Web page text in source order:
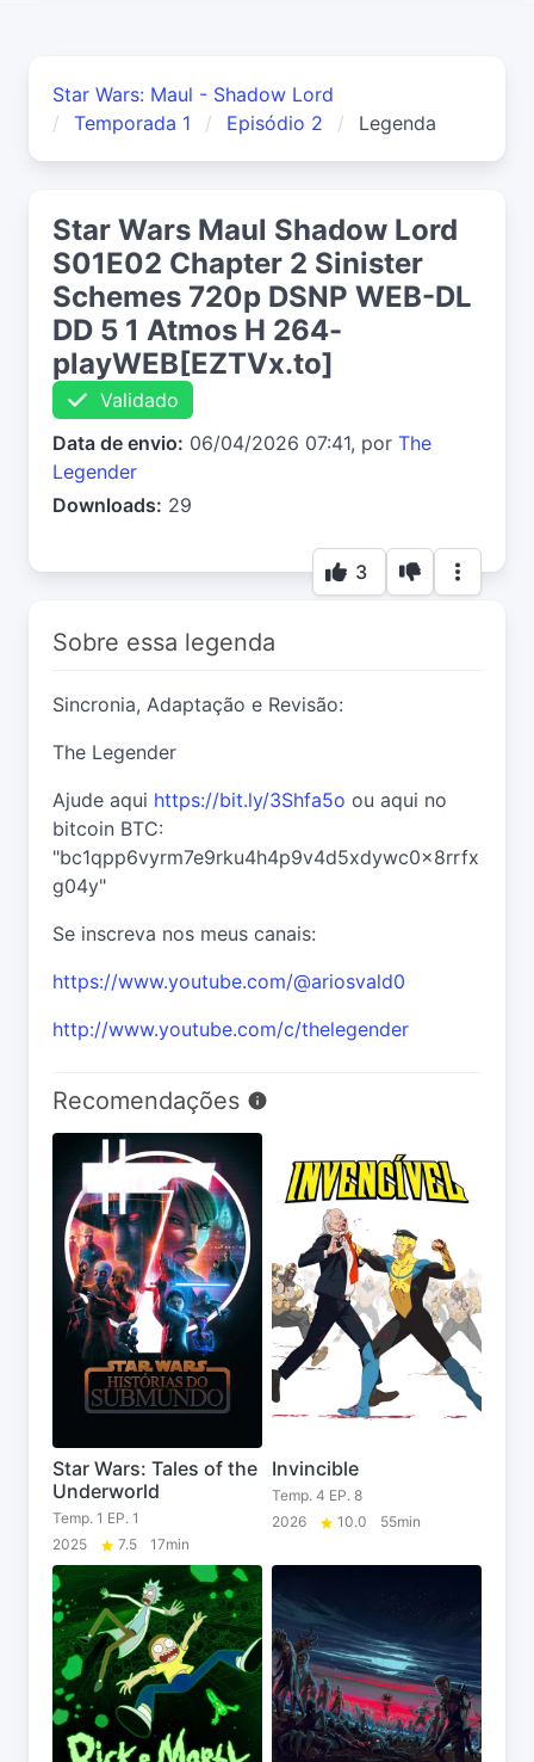
Star Wars: Maul - Shadow Lord
Temporada 1
Episódio 2 Legenda
Star Wars Maul Shadow Lord
S01E02 Chapter 2 Sinister
Schemes 720p DSNP WEB-DL
DD 5 1 Atmos H 264-
playWEB[EZTVx.to]
Validado
Data de envio: 06/04/2026 07:41, por The
Legender
Downloads: 29
3
Sobre essa legenda
Sincronia, Adaptação e Revisão:
The Legender
Ajude aqui https://bit.ly/3Shfa5o ou aqui no
bitcoin BTC:
"bc1qpp6vyrm7e9rku4h4p9v4d5xdywc0x8rrfx
g04y"
Se inscreva nos meus canais:
https://www.youtube.com/@ariosvald0
http://www.youtube.com/c/thelegender
Recomendações
Star Wars: Tales of the
Underworld
Temp. 1 EP. 1
2025
7.5 17min
Invincible
Temp. 4 EP. 8
2026
10.0 55min